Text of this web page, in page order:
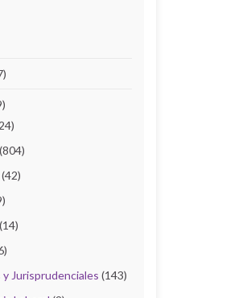
(804)
(42)
(14)
Jurisprudenciales (143)